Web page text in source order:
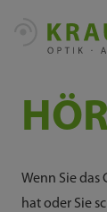
Wenn Sie das
hat oder Sie